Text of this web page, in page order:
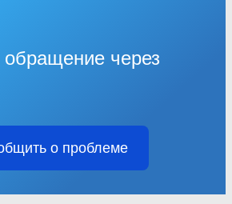
через
о проблеме